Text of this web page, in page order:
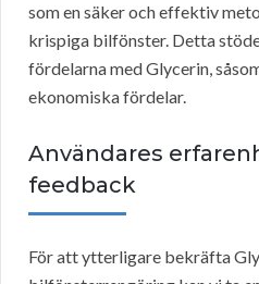
som en säker och effektiv
krispiga bilfönster. Detta
fördelarna med Glycerin,
ekonomiska fördelar.
Användares
feedback
För att ytterligare bekräfta